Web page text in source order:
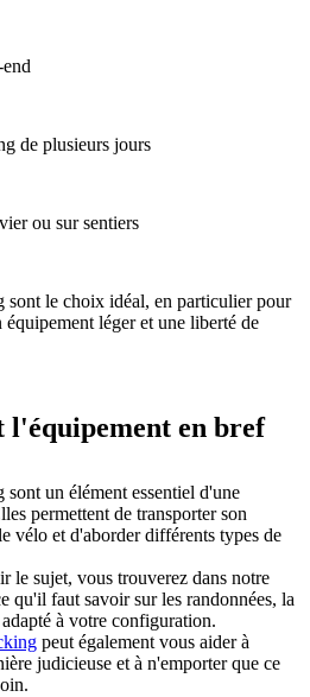
de plusieurs jours
ou sur sentiers
sont le choix idéal, en particulier pour
léger et une liberté de
l'équipement en bref
un élément essentiel d'une
permettent de transporter son
vélo et d'aborder différents types de
le sujet, vous trouverez dans notre
qu'il faut savoir sur les randonnées, la
à votre configuration.
peut également vous aider à
judicieuse et à n'emporter que ce